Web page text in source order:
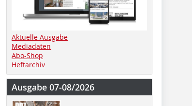
Aktuelle Ausgabe
Mediadaten
Abo-Shop
Heftarchiv
Ausgabe 07-08/2026